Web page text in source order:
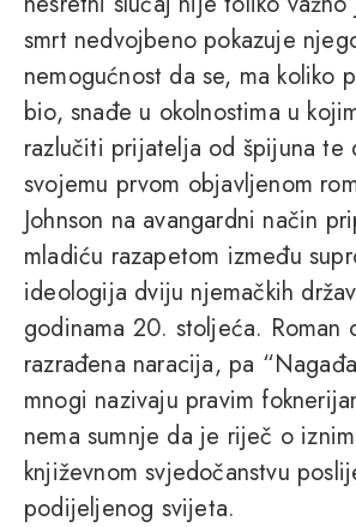
smrt nedvojbeno pokazuje
nemogućnost da se, ma koliko
bio, snađe u okolnostima u
razlučiti prijatelja od špijuna te
svojemu prvom objavljenom
Johnson na avangardni način
mladiću razapetom između
ideologija dviju njemačkih
godinama 20. stoljeća. Roman
razrađena naracija, pa
mnogi nazivaju pravim
nema sumnje da je riječ o
književnom svjedočanstvu
podijeljenog svijeta.